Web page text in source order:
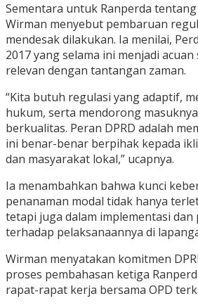
Sementara untuk Ranperda
Wirman menyebut pembaruan
mendesak dilakukan. Ia menilai,
2017 yang selama ini menjadi
relevan dengan tantangan zaman.
“Kita butuh regulasi yang adaptif,
hukum, serta mendorong
berkualitas. Peran DPRD adalah
ini benar-benar berpihak kepada
dan masyarakat lokal,” ucapnya.
Ia menambahkan bahwa kunci
penanaman modal tidak hanya
tetapi juga dalam implementasi dan
terhadap pelaksanaannya di
Wirman menyatakan komitmen
proses pembahasan ketiga
rapat-rapat kerja bersama OPD